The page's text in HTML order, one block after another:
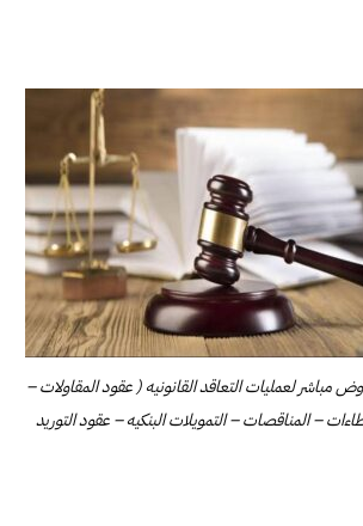
مباشر لعمليات التعاقد القانونيه ( عقود المقاولات –
– المناقصات – التمويلات البنكيه – عقود التوريد